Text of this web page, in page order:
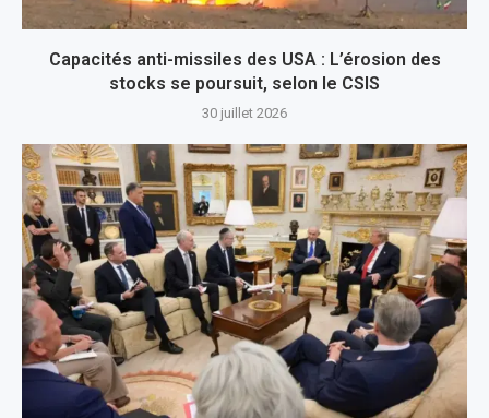
Capacités anti-missiles des USA : L’érosion des
stocks se poursuit, selon le CSIS
30 juillet 2026